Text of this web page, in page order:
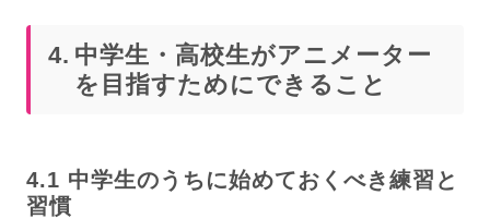
中学生・高校生がアニメーター
を目指すためにできること
中学生のうちに始めておくべき練習と
習慣